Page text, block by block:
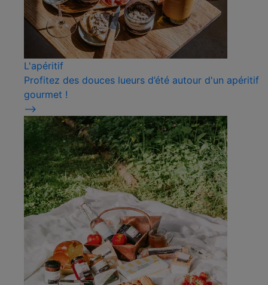
L'apéritif
Profitez des douces lueurs d’été autour d'un apéritif
gourmet !
⟶